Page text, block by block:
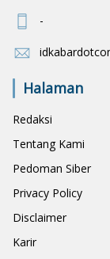
-
Halaman
Redaksi
Tentang Kami
Pedoman Siber
Privacy Policy
Disclaimer
Karir